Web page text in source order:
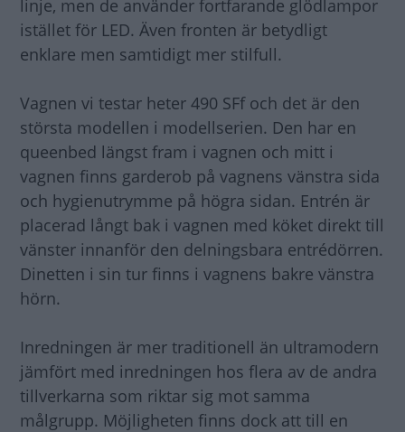
linje, men de använder fortfarande glödlampor
istället för LED. Även fronten är betydligt
enklare men samtidigt mer stilfull.
Vagnen vi testar heter 490 SFf och det är den
största modellen i modellserien. Den har en
queenbed längst fram i vagnen och mitt i
vagnen finns garderob på vagnens vänstra sida
och hygienutrymme på högra sidan. Entrén är
placerad långt bak i vagnen med köket direkt till
vänster innanför den delningsbara entrédörren.
Dinetten i sin tur finns i vagnens bakre vänstra
hörn.
Inredningen är mer traditionell än ultramodern
jämfört med inredningen hos flera av de andra
tillverkarna som riktar sig mot samma
målgrupp. Möjligheten finns dock att till en